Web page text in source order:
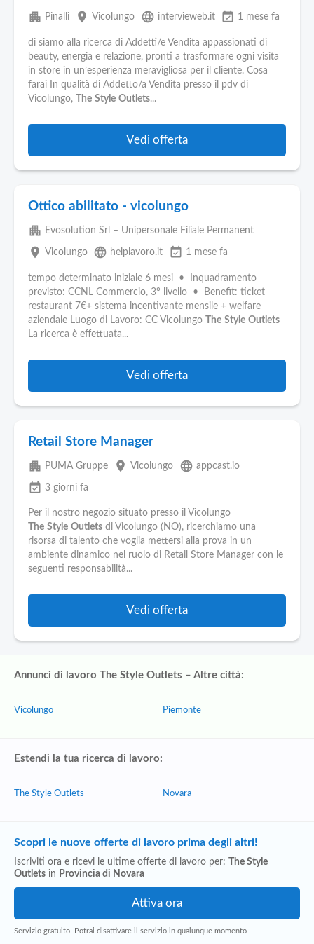
apartment Pinalli place Vicolungo language intervieweb.it event_available 1 mese fa
di siamo alla ricerca di Addetti/e Vendita appassionati di
beauty, energia e relazione, pronti a trasformare ogni visita
in store in un’esperienza meravigliosa per il cliente. Cosa
farai In qualità di Addetto/a Vendita presso il pdv di
Vicolungo,
The Style Outlets...
Vedi offerta
Ottico abilitato - vicolungo
apartment Evosolution Srl – Unipersonale Filiale Permanent
place Vicolungo language helplavoro.it event_available 1 mese fa
tempo determinato iniziale 6 mesi • Inquadramento
previsto: CCNL Commercio, 3° livello • Benefit: ticket
restaurant 7€+ sistema incentivante mensile + welfare
aziendale Luogo di Lavoro: CC Vicolungo
The Style Outlets
La ricerca è effettuata...
Vedi offerta
Retail Store Manager
apartment PUMA Gruppe place Vicolungo language appcast.io
event_available 3 giorni fa
Per il nostro negozio situato presso il Vicolungo
The Style Outlets di Vicolungo (NO), ricerchiamo una
risorsa di talento che voglia mettersi alla prova in un
ambiente dinamico nel ruolo di Retail Store Manager con le
seguenti responsabilità...
Vedi offerta
Annunci di lavoro The Style Outlets – Altre città:
Vicolungo Piemonte
Estendi la tua ricerca di lavoro:
The Style Outlets Novara
Scopri le nuove offerte di lavoro prima degli altri!
Iscriviti ora e ricevi le ultime offerte di lavoro per:
The Style
Outlets in Provincia di Novara
Servizio gratuito. Potrai disattivare il servizio in qualunque momento